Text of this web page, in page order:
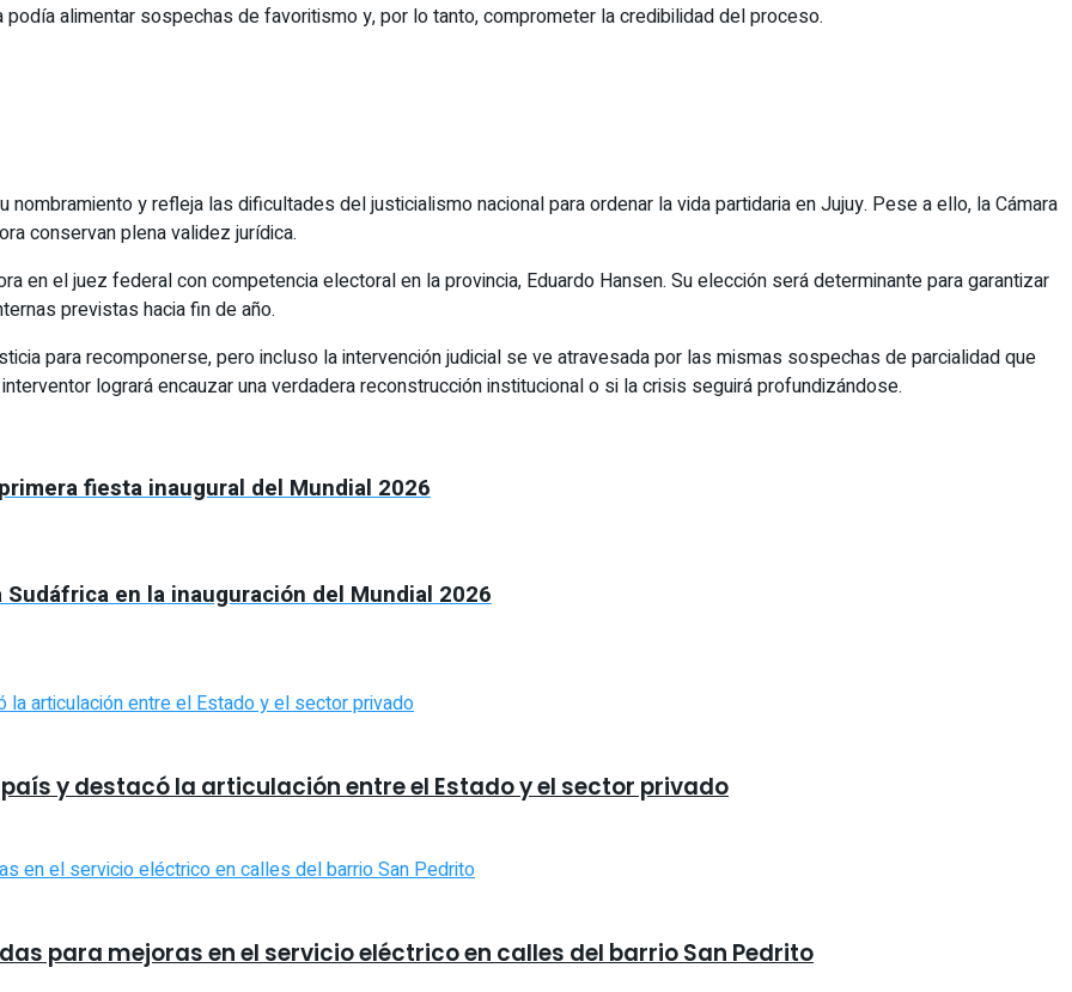
alimentar sospechas de favoritismo y, por lo tanto, comprometer la credibilidad del proceso.
y refleja las dificultades del justicialismo nacional para ordenar la vida partidaria en Jujuy. Pese a ello, la Cámara
conservan plena validez jurídica.
en el juez federal con competencia electoral en la provincia, Eduardo Hansen. Su elección será determinante para garantizar
previstas hacia fin de año.
para recomponerse, pero incluso la intervención judicial se ve atravesada por las mismas sospechas de parcialidad que
logrará encauzar una verdadera reconstrucción institucional o si la crisis seguirá profundizándose.
fiesta inaugural del Mundial 2026
en la inauguración del Mundial 2026
y destacó la articulación entre el Estado y el sector privado
para mejoras en el servicio eléctrico en calles del barrio San Pedrito